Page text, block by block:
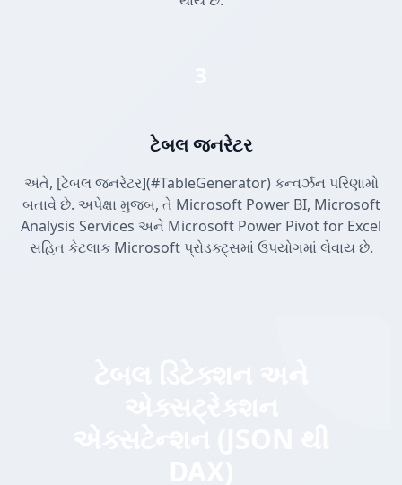
ટેબલ જનરેટર
અંતે, [ટેબલ જનરેટર](#TableGenerator) કન્વર્ઝન પરિણામો
બતાવે છે. અપેક્ષા મુજબ, તે Microsoft Power BI, Microsoft
Analysis Services અને Microsoft Power Pivot for Excel
સહિત કેટલાક Microsoft પ્રોડક્ટ્સમાં ઉપયોગમાં લેવાય છે.